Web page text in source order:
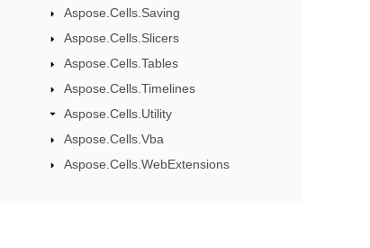
Aspose.Cells.Saving
Aspose.Cells.Slicers
Aspose.Cells.Tables
Aspose.Cells.Timelines
Aspose.Cells.Utility
Aspose.Cells.Vba
Aspose.Cells.WebExtensions